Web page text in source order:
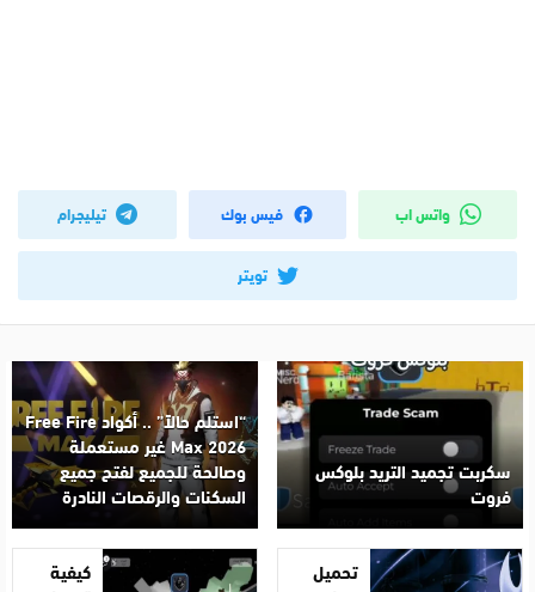
واتس اب فيس بوك تيليجرام
تويتر
سكربت تجميد التريد بلوكس
فروت
“استلم حالاً” .. أكواد Free Fire
Max 2026 غير مستعملة
وصالحة للجميع لفتح جميع
السكنات والرقصات النادرة
تحميل كيفية